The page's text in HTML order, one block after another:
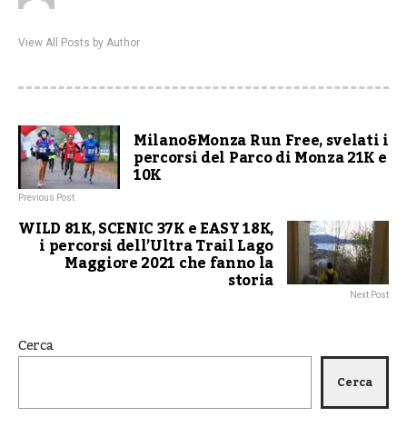
View All Posts by Author
Milano&Monza Run Free, svelati i
percorsi del Parco di Monza 21K e
10K
Previous Post
WILD 81K, SCENIC 37K e EASY 18K,
i percorsi dell’Ultra Trail Lago
Maggiore 2021 che fanno la
storia Next Post
Cerca
Cerca